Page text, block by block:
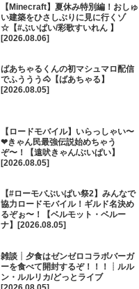
【Minecraft】夏休み特別編！おしゅ
い建築をひさしぶりに見に行くゾ
☆【#ぶいぱい/彩歌すいれん 】
[2026.08.06]
ばあちゃるくんの初マシュマロ配信
でふううう🐴【ばあちゃる】
[2026.08.05]
【ロードモバイル】いらっしゃい〜
❤きゃん民最強伝説始めちゃう
ぞ〜！【遠吠きゃん/ぶいぱい】
[2026.08.05]
【#ローモバぶいぱい祭2】みんなで
協力ロードモバイル！ギルド名決め
るぞぉ〜！【ベルモット・ベルー
ナ】[2026.08.05]
雑談┊夕食はゼンゼロコラボバーガ
ーを食べて開封するぞ！！！┊ルル
ン・ルルリカ/どっとライブ